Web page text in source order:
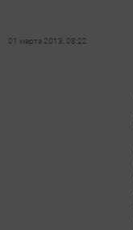
01 марта 2013, 08:22